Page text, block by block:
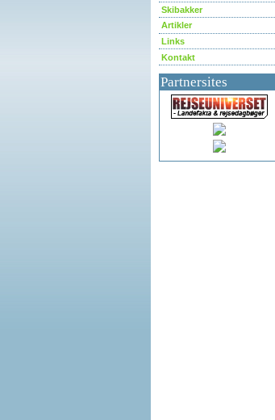
Skibakker
Artikler
Links
Kontakt
Partnersites